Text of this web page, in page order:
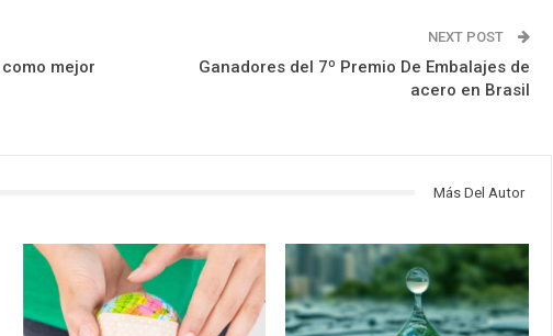
mejor
NEXT POST
Ganadores del 7º Premio De Embalajes de
acero en Brasil
Más Del Autor